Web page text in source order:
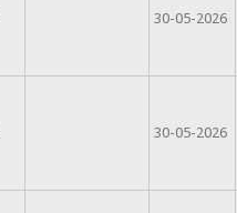
30-05-2026
30-05-2026